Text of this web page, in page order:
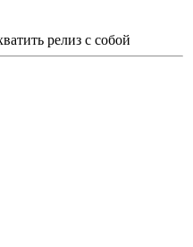
релиз с собой